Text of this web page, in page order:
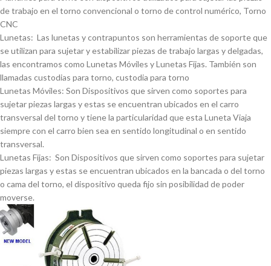
de trabajo en el torno convencional o torno de control numérico, Torno
CNC
Lunetas: Las lunetas y contrapuntos son herramientas de soporte que
se utilizan para sujetar y estabilizar piezas de trabajo largas y delgadas,
las encontramos como Lunetas Móviles y Lunetas Fijas. También son
llamadas custodias para torno, custodia para torno
Lunetas Móviles: Son Dispositivos que sirven como soportes para
sujetar piezas largas y estas se encuentran ubicados en el carro
transversal del torno y tiene la particularidad que esta Luneta Viaja
siempre con el carro bien sea en sentido longitudinal o en sentido
transversal.
Lunetas Fijas: Son Dispositivos que sirven como soportes para sujetar
piezas largas y estas se encuentran ubicados en la bancada o del torno
o cama del torno, el dispositivo queda fijo sin posibilidad de poder
moverse.